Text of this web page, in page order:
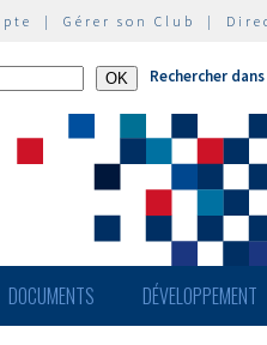
| Gérer son Club |
Rechercher
DOCUMENTS DÉVELOPPEMENT